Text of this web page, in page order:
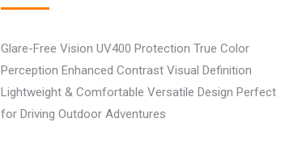
Glare-Free Vision UV400 Protection True Color
Perception Enhanced Contrast Visual Definition
Lightweight & Comfortable Versatile Design Perfect
for Driving Outdoor Adventures